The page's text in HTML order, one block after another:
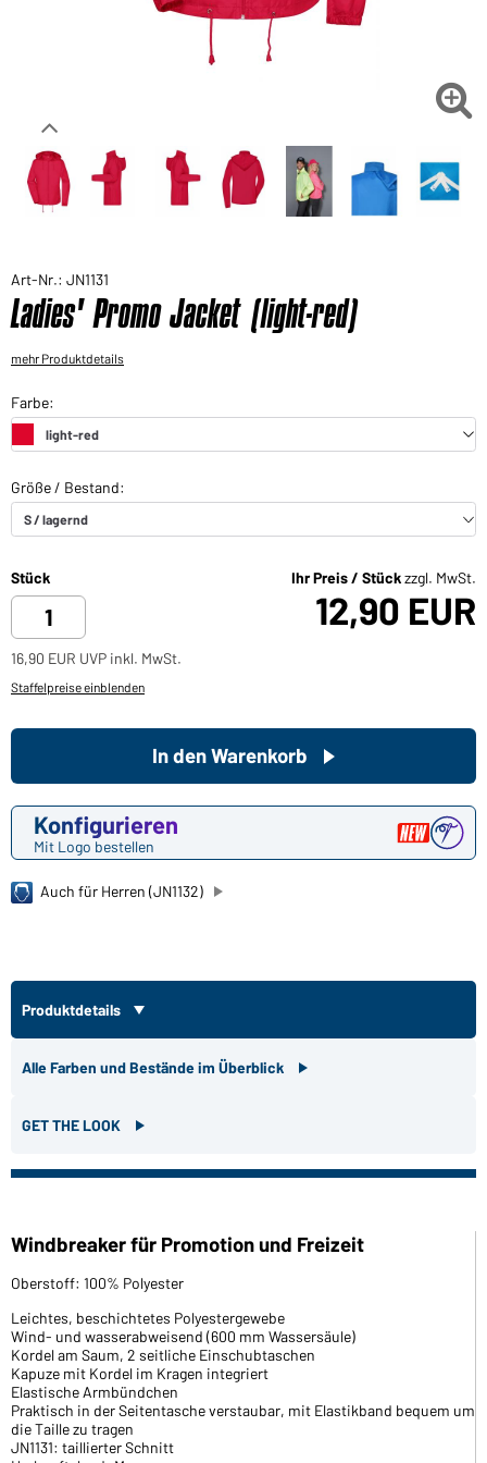
Sie möchten gerne für Ihren privaten Bedarf

Art-Nr.: JN1131
Ladies' Promo Jacket (light-red)
mehr Produktdetails
Stück Ihr Preis / Stückzzgl. MwSt.
12,90 EUR
16,90 EUR UVP inkl. MwSt.
Staffelpreise einblenden
Konfigurieren
Mit Logo bestellen
In den Warenkorb
Auch für Herren (JN1132)
Produktdetails
Alle Farben und Bestände im Überblick
GET THE LOOK
Windbreaker für Promotion und Freizeit
Oberstoff: 100% Polyester
Leichtes, beschichtetes Polyestergewebe
Wind- und wasserabweisend (600 mm Wassersäule)
Kordel am Saum, 2 seitliche Einschubtaschen
Kapuze mit Kordel im Kragen integriert
Elastische Armbündchen
Praktisch in der Seitentasche verstaubar, mit Elastikband bequem um
die Taille zu tragen
JN1131: taillierter Schnitt